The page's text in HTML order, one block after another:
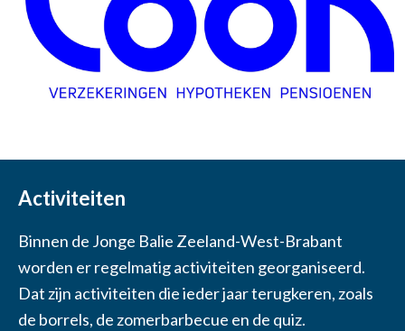
Activiteiten
Binnen de Jonge Balie Zeeland-West-Brabant
worden er regelmatig activiteiten georganiseerd.
Dat zijn activiteiten die ieder jaar terugkeren, zoals
de borrels, de zomerbarbecue en de quiz.